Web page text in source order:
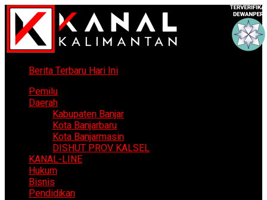
Berita Terbaru Hari Ini
Pemilu
Daerah
Kabupaten Banjar
Kota Banjarbaru
Kota Banjarmasin
DISHUT PROV KALSEL
KANAL-LINE
Hukum
Bisnis
Pendidikan